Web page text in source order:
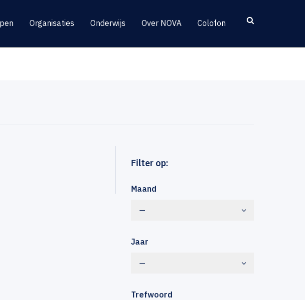
Organisaties Onderwijs Over NOVA Colofon
Filter op:
Maand
—
Jaar
—
Trefwoord